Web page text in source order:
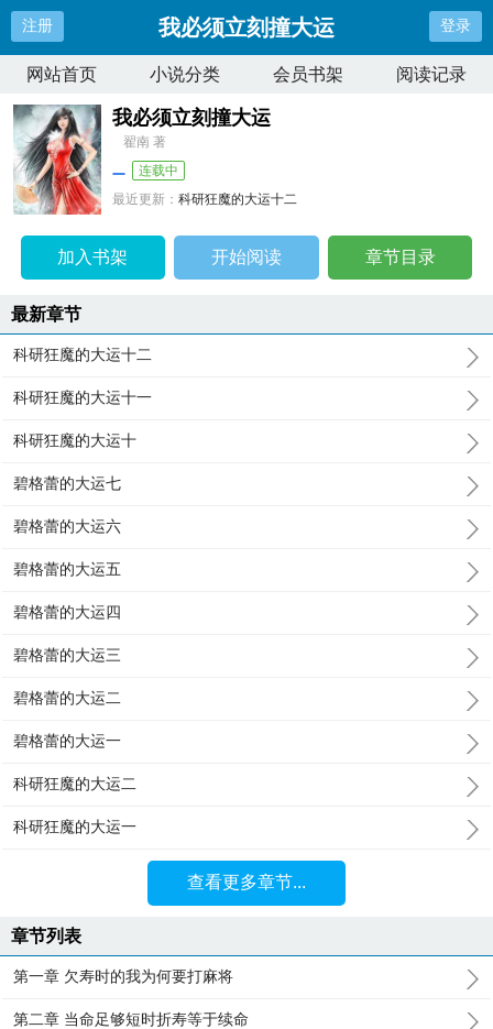
注册 我必须立刻撞大运 登录
网站首页 小说分类 会员书架 阅读记录
我必须立刻撞大运
翟南 著
连载中
最近更新：科研狂魔的大运十二
加入书架 开始阅读 章节目录
最新章节
科研狂魔的大运十二
科研狂魔的大运十一
科研狂魔的大运十
碧格蕾的大运七
碧格蕾的大运六
碧格蕾的大运五
碧格蕾的大运四
碧格蕾的大运三
碧格蕾的大运二
碧格蕾的大运一
科研狂魔的大运二
科研狂魔的大运一
查看更多章节...
章节列表
第一章 欠寿时的我为何要打麻将
第二章 当命足够短时折寿等于续命